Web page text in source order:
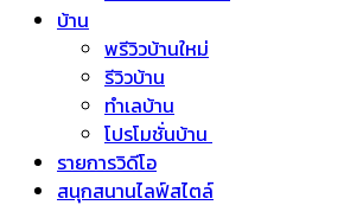
บ้าน
พรีวิวบ้านใหม่
รีวิวบ้าน
ทำเลบ้าน
โปรโมชั่นบ้าน
รายการวิดีโอ
สนุกสนานไลฟ์สไตล์